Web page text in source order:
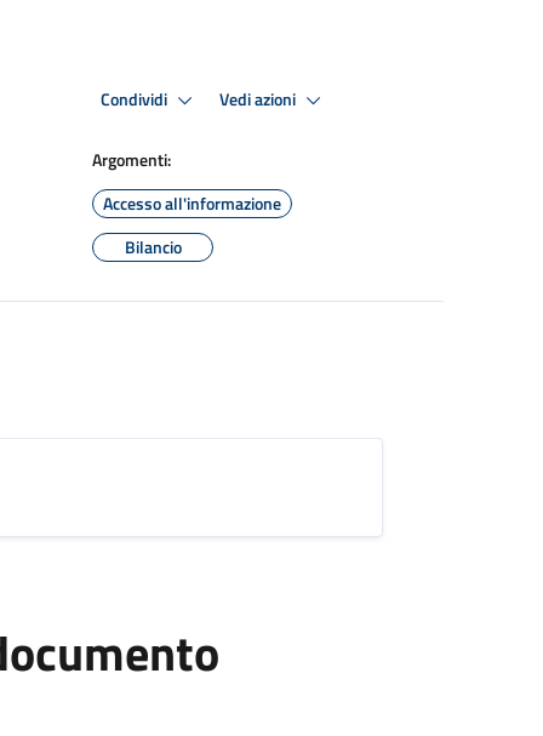
Condividi Vedi azioni
Argomenti:
Accesso all'informazione
Bilancio